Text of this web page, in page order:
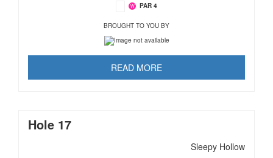
W PAR 4
BROUGHT TO YOU BY
READ MORE
Hole 17
Sleepy Hollow